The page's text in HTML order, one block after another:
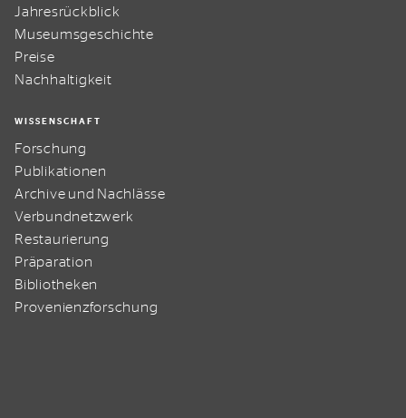
Jahresrückblick
Museumsgeschichte
Preise
Nachhaltigkeit
WISSENSCHAFT
Forschung
Publikationen
Archive und Nachlässe
Verbundnetzwerk
Restaurierung
Präparation
Bibliotheken
Provenienzforschung